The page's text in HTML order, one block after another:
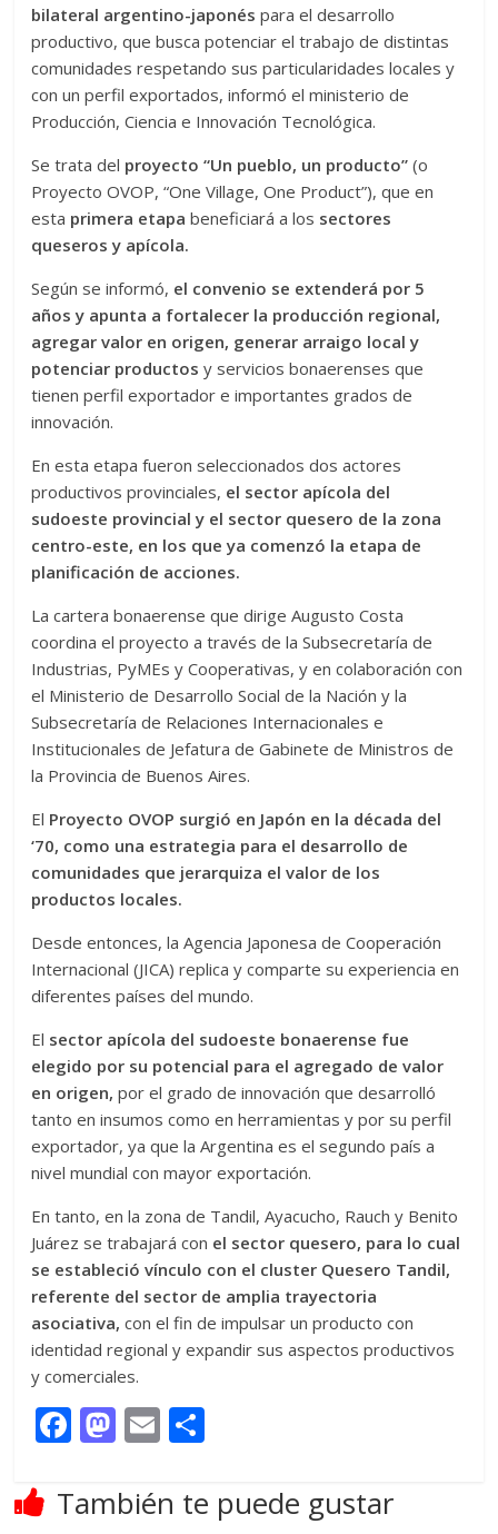
bilateral argentino-japonés para el desarrollo
productivo, que busca potenciar el trabajo de distintas
comunidades respetando sus particularidades locales y
con un perfil exportados, informó el ministerio de
Producción, Ciencia e Innovación Tecnológica.
Se trata del proyecto “Un pueblo, un producto” (o
Proyecto OVOP, “One Village, One Product”), que en
esta primera etapa beneficiará a los sectores
queseros y apícola.
Según se informó, el convenio se extenderá por 5
años y apunta a fortalecer la producción regional,
agregar valor en origen, generar arraigo local y
potenciar productos y servicios bonaerenses que
tienen perfil exportador e importantes grados de
innovación.
En esta etapa fueron seleccionados dos actores
productivos provinciales, el sector apícola del
sudoeste provincial y el sector quesero de la zona
centro-este, en los que ya comenzó la etapa de
planificación de acciones.
La cartera bonaerense que dirige Augusto Costa
coordina el proyecto a través de la Subsecretaría de
Industrias, PyMEs y Cooperativas, y en colaboración con
el Ministerio de Desarrollo Social de la Nación y la
Subsecretaría de Relaciones Internacionales e
Institucionales de Jefatura de Gabinete de Ministros de
la Provincia de Buenos Aires.
El Proyecto OVOP surgió en Japón en la década del
‘70, como una estrategia para el desarrollo de
comunidades que jerarquiza el valor de los
productos locales.
Desde entonces, la Agencia Japonesa de Cooperación
Internacional (JICA) replica y comparte su experiencia en
diferentes países del mundo.
El sector apícola del sudoeste bonaerense fue
elegido por su potencial para el agregado de valor
en origen, por el grado de innovación que desarrolló
tanto en insumos como en herramientas y por su perfil
exportador, ya que la Argentina es el segundo país a
nivel mundial con mayor exportación.
En tanto, en la zona de Tandil, Ayacucho, Rauch y Benito
Juárez se trabajará con el sector quesero, para lo cual
se estableció vínculo con el cluster Quesero Tandil,
referente del sector de amplia trayectoria
asociativa, con el fin de impulsar un producto con
identidad regional y expandir sus aspectos productivos
y comerciales.
F
e
M
to
E
ai m
También te puede gustar